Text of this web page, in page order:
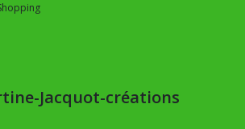
Jacquot-créations